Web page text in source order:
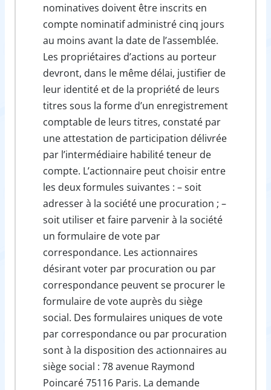
nominatives doivent être inscrits en
compte nominatif administré cinq jours
au moins avant la date de l’assemblée.
Les propriétaires d’actions au porteur
devront, dans le même délai, justifier de
leur identité et de la propriété de leurs
titres sous la forme d’un enregistrement
comptable de leurs titres, constaté par
une attestation de participation délivrée
par l’intermédiaire habilité teneur de
compte. L’actionnaire peut choisir entre
les deux formules suivantes : – soit
adresser à la société une procuration ; –
soit utiliser et faire parvenir à la société
un formulaire de vote par
correspondance. Les actionnaires
désirant voter par procuration ou par
correspondance peuvent se procurer le
formulaire de vote auprès du siège
social. Des formulaires uniques de vote
par correspondance ou par procuration
sont à la disposition des actionnaires au
siège social : 78 avenue Raymond
Poincaré 75116 Paris. La demande